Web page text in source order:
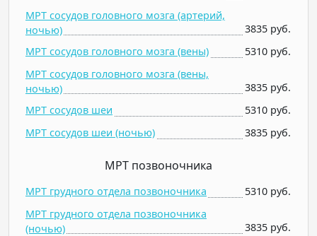
МРТ сосудов головного мозга (артерий,
ночью)
3835 руб.
МРТ сосудов головного мозга (вены)
5310 руб.
МРТ сосудов головного мозга (вены,
ночью)
3835 руб.
МРТ сосудов шеи
5310 руб.
МРТ сосудов шеи (ночью)
3835 руб.
МРТ позвоночника
МРТ грудного отдела позвоночника
5310 руб.
МРТ грудного отдела позвоночника
(ночью)
3835 руб.